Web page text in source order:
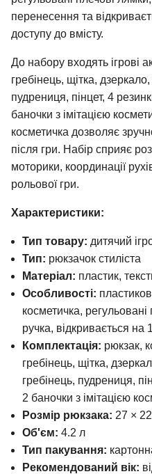
перенесення та
доступу до вмісту.
До набору входять ігрові
гребінець, щітка,
пудрениця, пінцет, 4
баночки з імітацією
косметичка дозволяє
після гри. Набір сприяє
моторики, координації
рольової гри.
Характеристики:
Тип товару: дитячий
Тип: рюкзачок стиліста
Матеріал: пластик,
Особливості:
косметичка,
ручка, відкривається на
Комплектація: рюкзак,
гребінець, щітка,
гребінець, пудрениця,
2 баночки з імітацією
Розмір рюкзака: 27 ×
Об'єм: 4.2 л
Тип пакування:
Рекомендований вік: